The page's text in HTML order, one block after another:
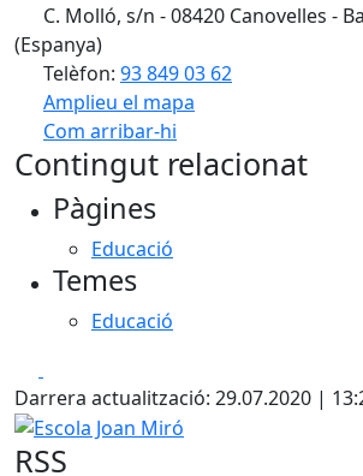
C. Molló, s/n - 08420 Canovelles -
(Espanya)
Telèfon: 93 849 03 62
Amplieu el mapa
Com arribar-hi
+
Contingut relacionat
Pàgines
Educació
Temes
Educació
Darrera actualització: 29.07.2020 |
Escola Joan Miró
RSS